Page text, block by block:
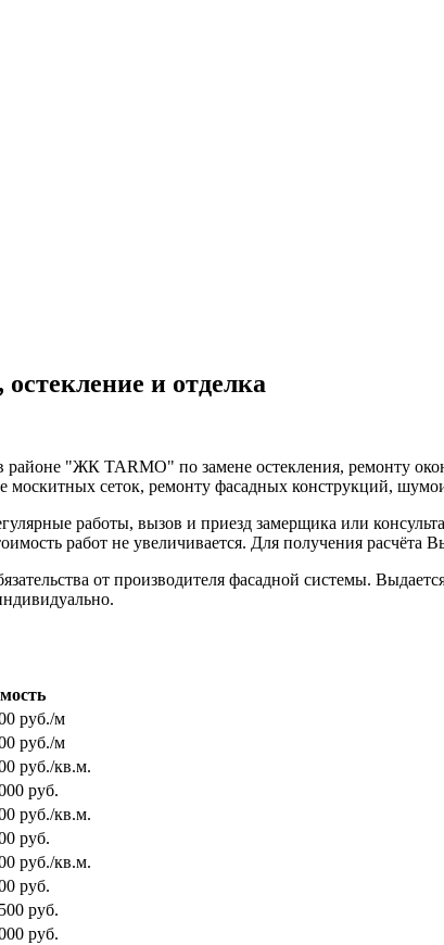
и отделка
"ЖК TARMO" по замене остекления, ремонту
москитных сеток, ремонту фасадных конструкций,
работы, вызов и приезд замерщика или
работ не увеличивается. Для получения
от производителя фасадной системы.
руб./м
руб./м
руб./кв.м.
руб.
руб./кв.м.
руб.
руб./кв.м.
руб.
руб.
руб.